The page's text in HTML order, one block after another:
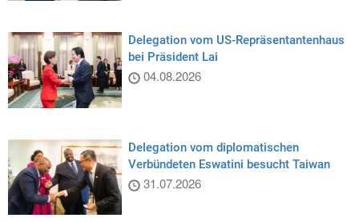
Delegation vom US-Repräsentantenhaus
bei Präsident Lai
04.08.2026
Delegation vom diplomatischen
Verbündeten Eswatini besucht Taiwan
31.07.2026